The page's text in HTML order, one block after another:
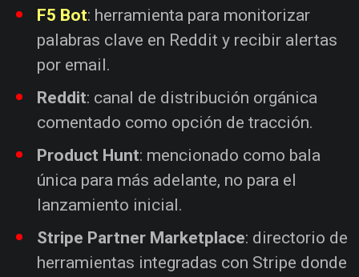
F5 Bot: herramienta para monitorizar
palabras clave en Reddit y recibir alertas
por email.
Reddit: canal de distribución orgánica
comentado como opción de tracción.
Product Hunt: mencionado como bala
única para más adelante, no para el
lanzamiento inicial.
Stripe Partner Marketplace: directorio de
herramientas integradas con Stripe donde